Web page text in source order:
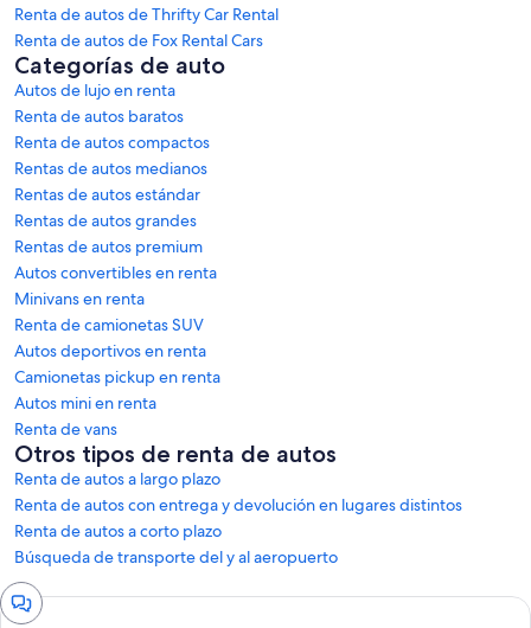
Renta de autos de Thrifty Car Rental
Renta de autos de Fox Rental Cars
Categorías de auto
Autos de lujo en renta
Renta de autos baratos
Renta de autos compactos
Rentas de autos medianos
Rentas de autos estándar
Rentas de autos grandes
Rentas de autos premium
Autos convertibles en renta
Minivans en renta
Renta de camionetas SUV
Autos deportivos en renta
Camionetas pickup en renta
Autos mini en renta
Renta de vans
Otros tipos de renta de autos
Renta de autos a largo plazo
Renta de autos con entrega y devolución en lugares distintos
Renta de autos a corto plazo
Búsqueda de transporte del y al aeropuerto
Ventana
de